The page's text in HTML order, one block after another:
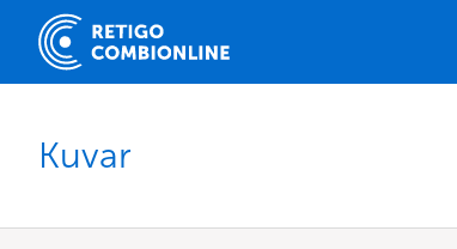
Kuvar